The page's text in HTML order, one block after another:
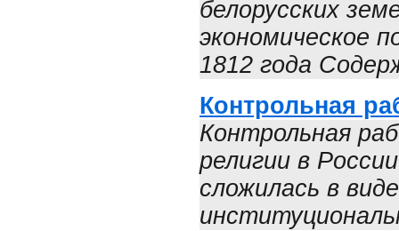
белорусских
экономическое
1812 года
Контрольная
Контрольная
религии в
сложилась в